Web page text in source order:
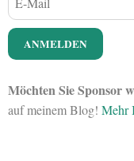
Möchten Sie Sponsor
auf meinem Blog! Mehr